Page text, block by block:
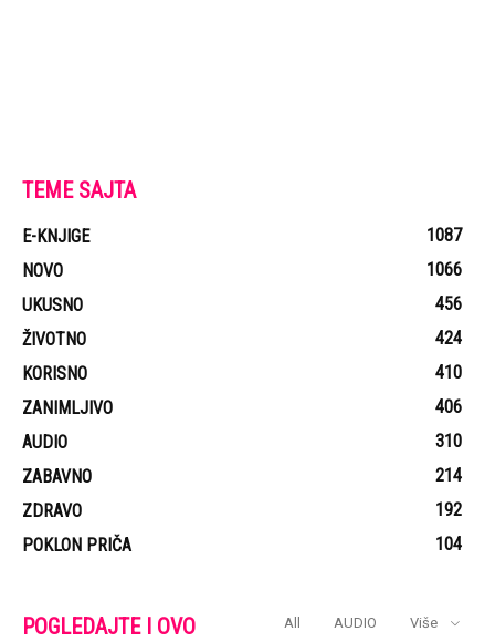
TEME SAJTA
E-KNJIGE
1087
NOVO
1066
UKUSNO
456
ŽIVOTNO
424
KORISNO
410
ZANIMLJIVO
406
AUDIO
310
ZABAVNO
214
ZDRAVO
192
POKLON PRIČA
104
POGLEDAJTE I OVO All AUDIO Više